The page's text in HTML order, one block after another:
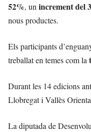
52%, unincrement del
nous productes.
Els participants
treballat en temes com la
Durant les 14 edicions
Llobregat i Vallès
La diputada de